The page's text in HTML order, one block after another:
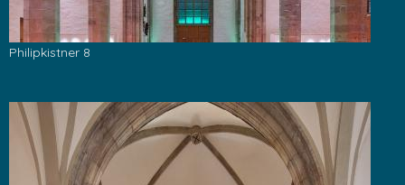
Philipkistner 8